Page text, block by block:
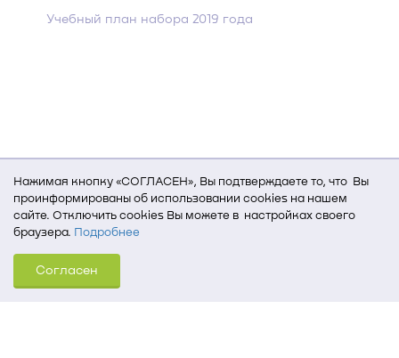
Нажимая кнопку «СОГЛАСЕН», Вы подтверждаете то, что Вы
проинформированы об использовании cookies на нашем
сайте. Отключить cookies Вы можете в настройках своего
браузера. Подробнее
Для того, чтобы мы могли качественно предоставить Вам
услуги, мы используем cookies, которые сохраняются
на Вашем компьютере (Сведения о местоположении; ip-адрес;
Согласен
Учебный план набора 2019 года